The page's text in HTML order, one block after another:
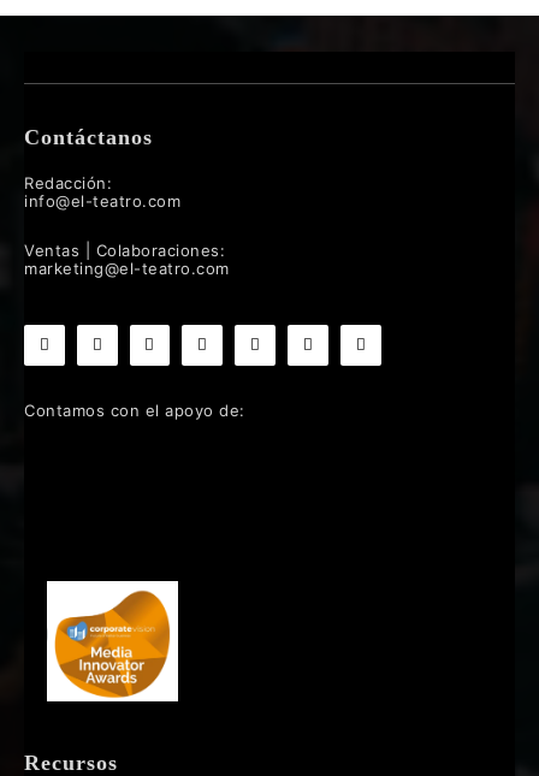
Contáctanos
Redacción:
info@el-teatro.com
Ventas | Colaboraciones:
marketing@el-teatro.com
Contamos con el apoyo de:
Recursos